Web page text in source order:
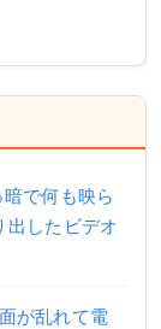
で何も映ら
したビデオ
が乱れて電